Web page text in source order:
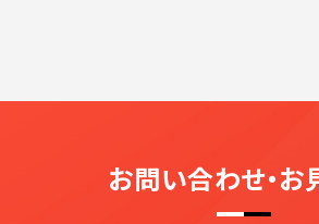
お問い合わせ・お